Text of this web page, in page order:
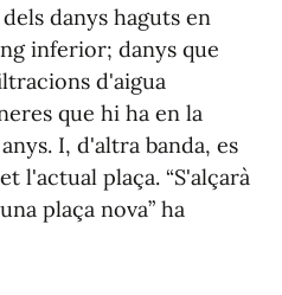
danys haguts en
inferior; danys que
d'aigua
que hi ha en la
I, d'altra banda, es
l'actual plaça. “S'alçarà
plaça nova” ha